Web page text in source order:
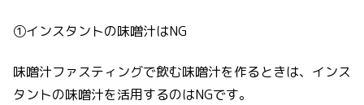
①インスタントの味噌汁はNG
味噌汁ファスティングで飲む味噌汁を作るときは、インス
タントの味噌汁を活用するのはNGです。